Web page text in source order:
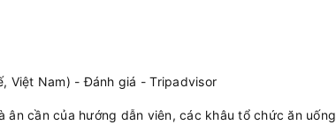
cần của hướng dẫn viên, các khâu tổ chức ăn uống